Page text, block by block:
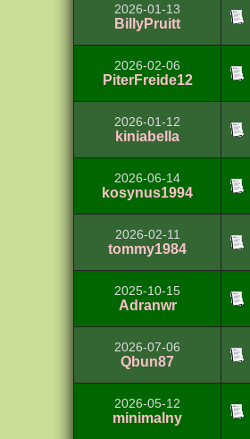
2026-01-13
BillyPruitt
2026-02-06
PiterFreide12
2026-01-12
kiniabella
2026-06-14
kosynus1994
2026-02-11
tommy1984
2025-10-15
Adranwr
2026-07-06
Qbun87
2026-05-12
minimalny